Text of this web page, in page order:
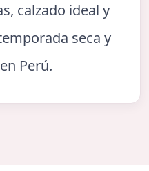
calzado ideal y
seca y
Perú.